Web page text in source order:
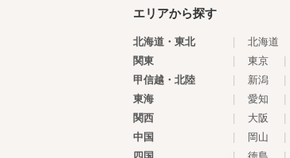
エリアから探す
北海道・東北 北海道
関東
東京
甲信越・北陸
新潟
東海
愛知
関西
大阪
中国
岡山